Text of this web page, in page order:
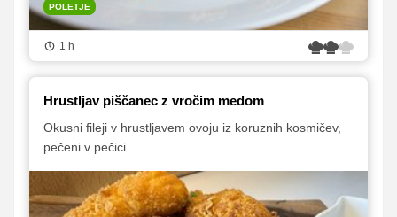
POLETJE
1 h
Hrustljav piščanec z vročim medom
Okusni fileji v hrustljavem ovoju iz koruznih kosmičev,
pečeni v pečici.